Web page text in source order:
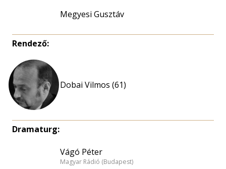
Megyesi Gusztáv
Rendező:
Dobai Vilmos (61)
Dramaturg:
Vágó Péter
Magyar Rádió (Budapest)